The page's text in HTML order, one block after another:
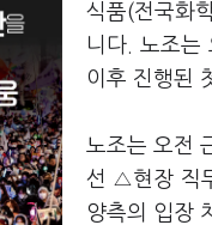
식품(전국화
니다. 노조는
이후 진행된
노조는 오전
선 △현장 직
양측의 입장